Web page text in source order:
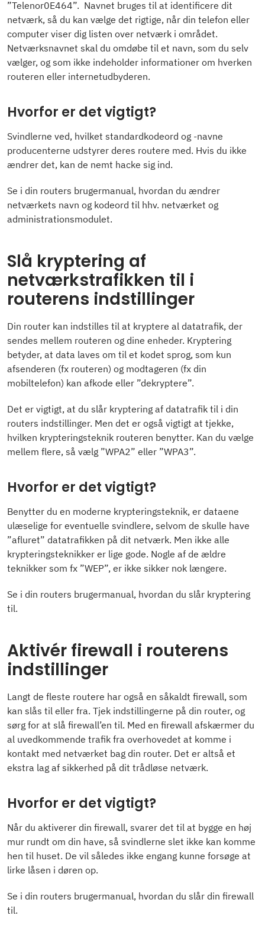
”Telenor0E464”. Navnet bruges til at identificere dit
netværk, så du kan vælge det rigtige, når din telefon eller
computer viser dig listen over netværk i området.
Netværksnavnet skal du omdøbe til et navn, som du selv
vælger, og som ikke indeholder informationer om hverken
routeren eller internetudbyderen.
Hvorfor er det vigtigt?
Svindlerne ved, hvilket standardkodeord og -navne
producenterne udstyrer deres routere med. Hvis du ikke
ændrer det, kan de nemt hacke sig ind.
Se i din routers brugermanual, hvordan du ændrer
netværkets navn og kodeord til hhv. netværket og
administrationsmodulet.
Slå kryptering af
netværkstrafikken til i
routerens indstillinger
Din router kan indstilles til at kryptere al datatrafik, der
sendes mellem routeren og dine enheder. Kryptering
betyder, at data laves om til et kodet sprog, som kun
afsenderen (fx routeren) og modtageren (fx din
mobiltelefon) kan afkode eller ”dekryptere”.
Det er vigtigt, at du slår kryptering af datatrafik til i din
routers indstillinger. Men det er også vigtigt at tjekke,
hvilken krypteringsteknik routeren benytter. Kan du vælge
mellem flere, så vælg ”WPA2” eller ”WPA3”.
Hvorfor er det vigtigt?
Benytter du en moderne krypteringsteknik, er dataene
ulæselige for eventuelle svindlere, selvom de skulle have
”afluret” datatrafikken på dit netværk. Men ikke alle
krypteringsteknikker er lige gode. Nogle af de ældre
teknikker som fx ”WEP”, er ikke sikker nok længere.
Se i din routers brugermanual, hvordan du slår kryptering
til.
Aktivér firewall i routerens
indstillinger
Langt de fleste routere har også en såkaldt firewall, som
kan slås til eller fra. Tjek indstillingerne på din router, og
sørg for at slå firewall’en til. Med en firewall afskærmer du
al uvedkommende trafik fra overhovedet at komme i
kontakt med netværket bag din router. Det er altså et
ekstra lag af sikkerhed på dit trådløse netværk.
Hvorfor er det vigtigt?
Når du aktiverer din firewall, svarer det til at bygge en høj
mur rundt om din have, så svindlerne slet ikke kan komme
hen til huset. De vil således ikke engang kunne forsøge at
lirke låsen i døren op.
Se i din routers brugermanual, hvordan du slår din firewall
til.